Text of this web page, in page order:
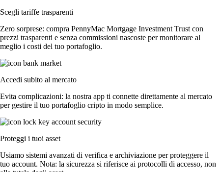
Scegli tariffe trasparenti
Zero sorprese: compra PennyMac Mortgage Investment Trust con
prezzi trasparenti e senza commissioni nascoste per monitorare al
meglio i costi del tuo portafoglio.
Accedi subito al mercato
Evita complicazioni: la nostra app ti connette direttamente al mercato
per gestire il tuo portafoglio cripto in modo semplice.
Proteggi i tuoi asset
Usiamo sistemi avanzati di verifica e archiviazione per proteggere il
tuo account. Nota: la sicurezza si riferisce ai protocolli di accesso, non